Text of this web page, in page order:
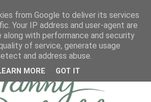
from Google to deliver its services
Your IP address and user-agent are
along with performance and security
of service, generate usage
and address abuse.
MORE GOT IT